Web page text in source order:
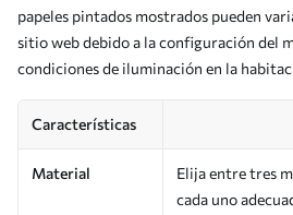
papeles pintados mostrados pueden
sitio web debido a la configuración del
condiciones de iluminación en la
Características
Material
Elija entre tres
cada uno